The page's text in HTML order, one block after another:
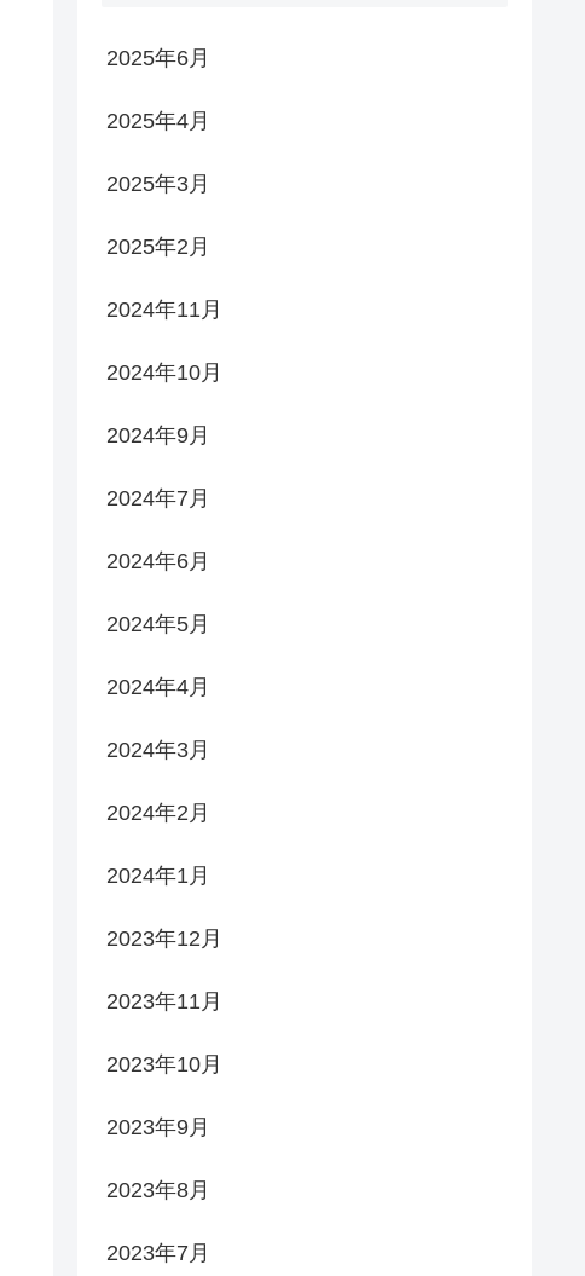
2025年6月
2025年4月
2025年3月
2025年2月
2024年11月
2024年10月
2024年9月
2024年7月
2024年6月
2024年5月
2024年4月
2024年3月
2024年2月
2024年1月
2023年12月
2023年11月
2023年10月
2023年9月
2023年8月
2023年7月